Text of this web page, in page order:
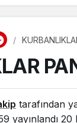
tarafından
yayınlandı 20